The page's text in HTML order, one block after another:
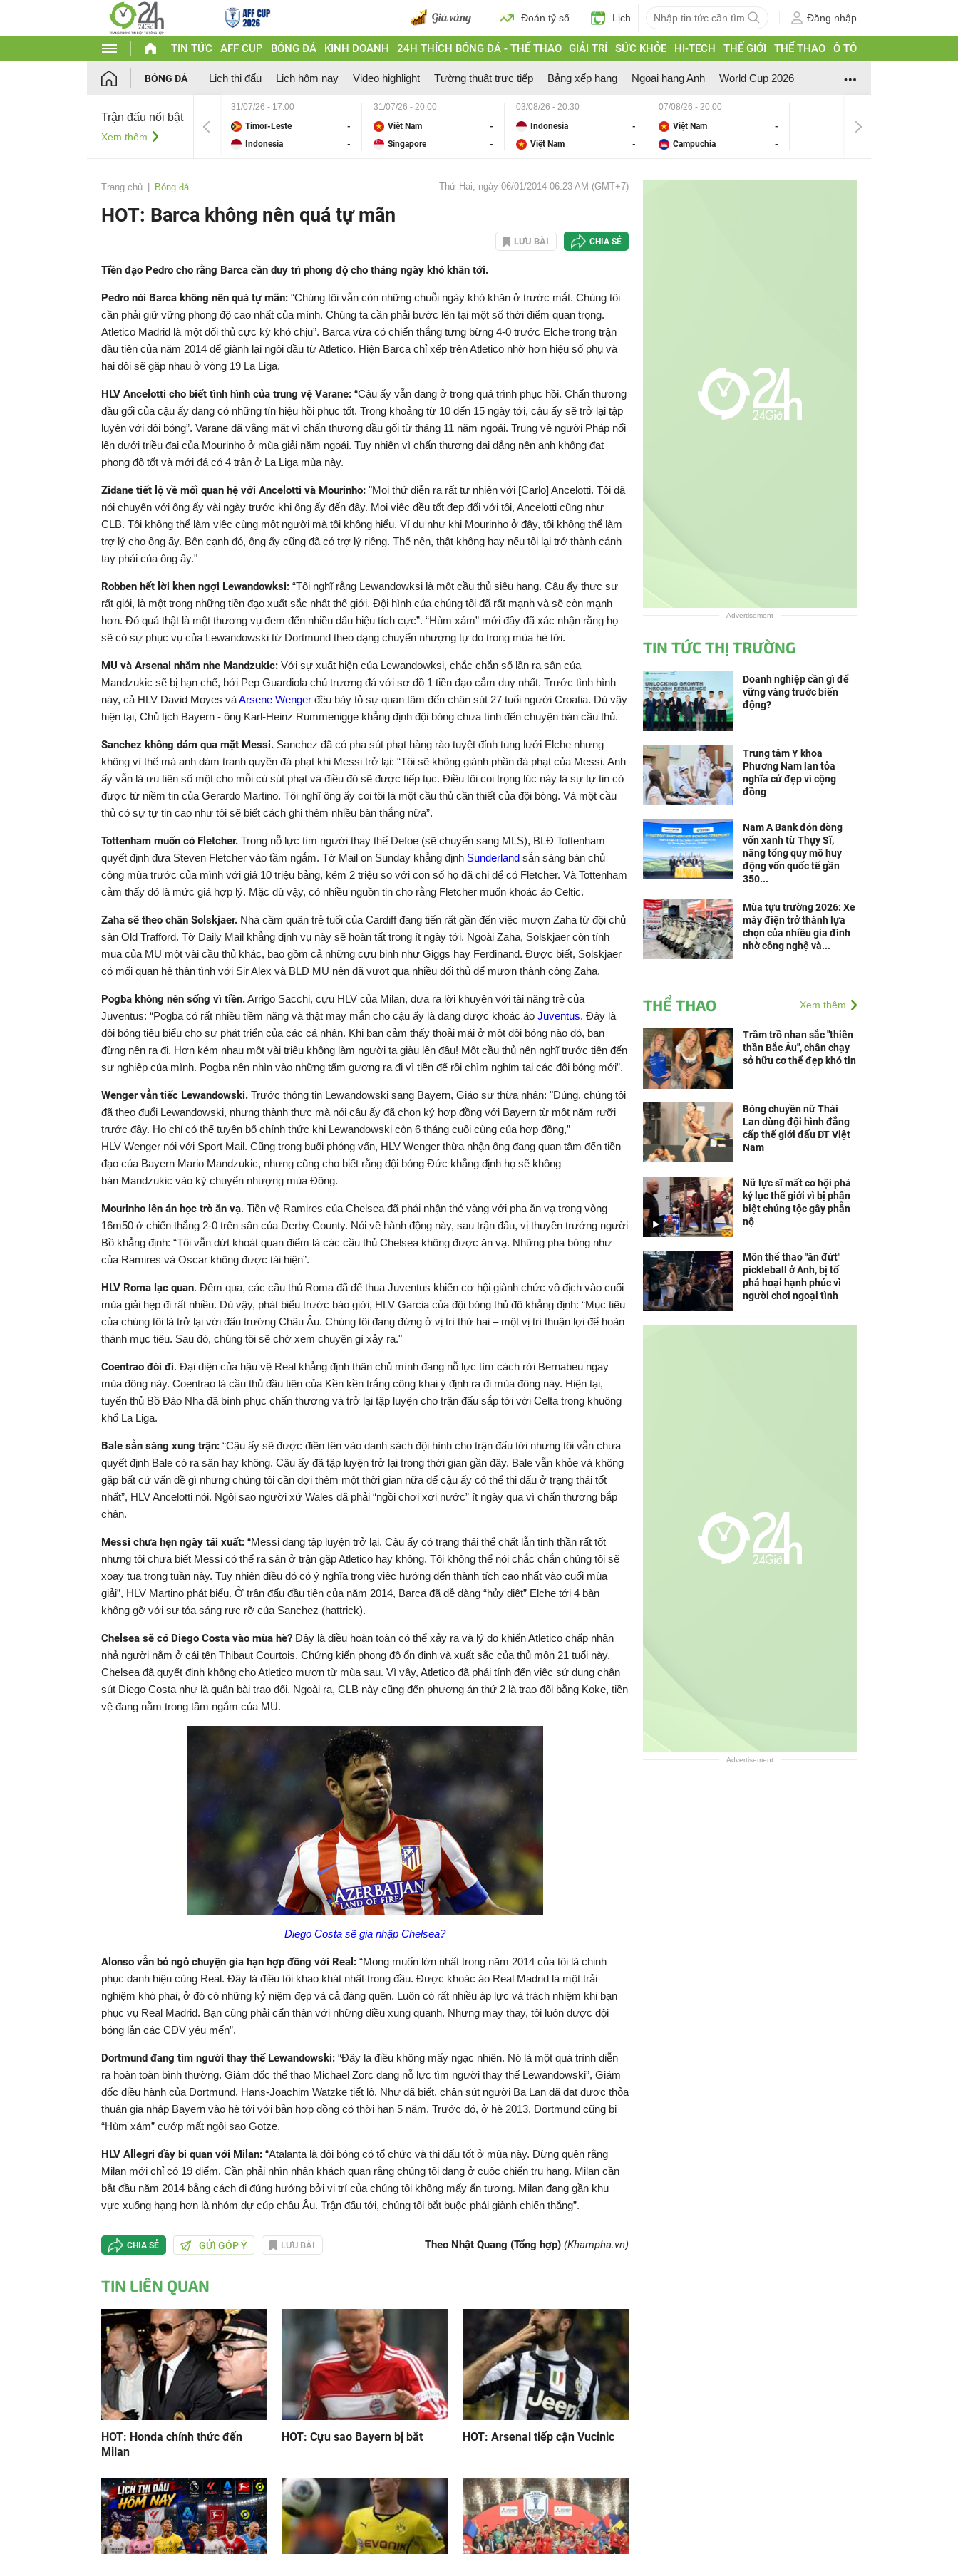
Đoán tỷ số Lịch Đăng nhập
TIN TỨC AFF CUP BÓNG ĐÁ KINH DOANH 24H THÍCH BÓNG ĐÁ - THỂ THAO GIẢI TRÍ SỨC KHỎE HI-TECH THẾ GIỚI THỂ THAO Ô TÔ
BÓNG ĐÁ Lịch thi đấu Lịch hôm nay Video highlight Tường thuật trực tiếp Bảng xếp hạng Ngoại hạng Anh World Cup 2026
Trận đấu nổi bật
Xem thêm
31/07/26 - 17:00
Timor-Leste
-
Indonesia
-
31/07/26 - 20:00
Việt Nam
-
Singapore
-
03/08/26 - 20:30
Indonesia
-
Việt Nam
-
07/08/26 - 20:00
Việt Nam
-
Campuchia
-
Trang chủ Bóng đá Thứ Hai, ngày 06/01/2014 06:23 AM (GMT+7)
HOT: Barca không nên quá tự mãn
LƯU BÀI CHIA SẺ
Tiền đạo Pedro cho rằng Barca cần duy trì phong độ cho tháng ngày khó khăn tới.
Pedro nói Barca không nên quá tự mãn: “Chúng tôi vẫn còn những chuỗi ngày khó khăn ở trước mắt. Chúng tôi
cần phải giữ vững phong độ cao nhất của mình. Chúng ta cần phải bước lên tại một số thời điểm quan trọng.
Atletico Madrid là một đối thủ cực kỳ khó chịu”. Barca vừa có chiến thắng tưng bừng 4-0 trước Elche trong trận
đầu tiên của năm 2014 để giành lại ngôi đầu từ Atletico. Hiện Barca chỉ xếp trên Atletico nhờ hơn hiệu số phụ và
hai đội sẽ gặp nhau ở vòng 19 La Liga.
HLV Ancelotti cho biết tình hình của trung vệ Varane: “Cậu ấy vẫn đang ở trong quá trình phục hồi. Chấn thương
đầu gối của cậu ấy đang có những tín hiệu hồi phục tốt. Trong khoảng từ 10 đến 15 ngày tới, cậu ấy sẽ trở lại tập
luyện với đội bóng”. Varane đã vắng mặt vì chấn thương đầu gối từ tháng 11 năm ngoái. Trung vệ người Pháp nổi
lên dưới triều đại của Mourinho ở mùa giải năm ngoái. Tuy nhiên vì chấn thương dai dẳng nên anh không đạt
phong độ tốt và mới đá có 4 trận ở La Liga mùa này.
Zidane tiết lộ về mối quan hệ với Ancelotti và Mourinho: "Mọi thứ diễn ra rất tự nhiên với [Carlo] Ancelotti. Tôi đã
nói chuyện với ông ấy vài ngày trước khi ông ấy đến đây. Mọi việc đều tốt đẹp đối với tôi, Ancelotti cũng như
CLB. Tôi không thể làm việc cùng một người mà tôi không hiểu. Ví dụ như khi Mourinho ở đây, tôi không thể làm
trợ lý cho ông ấy. Bên cạnh đó, ông ấy cũng đã có trợ lý riêng. Thế nên, thật không hay nếu tôi lại trở thành cánh
tay phải của ông ấy."
Robben hết lời khen ngợi Lewandowksi: “Tôi nghĩ rằng Lewandowksi là một cầu thủ siêu hạng. Cậu ấy thực sự
rất giỏi, là một trong những tiền đạo xuất sắc nhất thế giới. Đội hình của chúng tôi đã rất mạnh và sẽ còn mạnh
hơn. Đó quả thật là một thương vụ đem đến nhiều dấu hiệu tích cực”. “Hùm xám” mới đây đã xác nhận rằng họ
sẽ có sự phục vụ của Lewandowski từ Dortmund theo dạng chuyển nhượng tự do trong mùa hè tới.
MU và Arsenal nhăm nhe Mandzukic: Với sự xuất hiện của Lewandowksi, chắc chắn số lần ra sân của
Mandzukic sẽ bị hạn chế, bởi Pep Guardiola chủ trương đá với sơ đồ 1 tiền đạo cắm duy nhất. Trước tình hình
này, cả HLV David Moyes vàArsene Wenger đều bày tỏ sự quan tâm đến chân sút 27 tuổi người Croatia. Dù vậy
hiện tại, Chủ tịch Bayern - ông Karl-Heinz Rummenigge khẳng định đội bóng chưa tính đến chuyện bán cầu thủ.
Sanchez không dám qua mặt Messi. Sanchez đã có pha sút phạt hàng rào tuyệt đỉnh tung lưới Elche nhưng
không vì thế mà anh dám tranh quyền đá phạt khi Messi trở lại: “Tôi sẽ không giành phần đá phạt của Messi. Anh
ấy vẫn là ưu tiên số một cho mỗi cú sút phạt và điều đó sẽ được tiếp tục. Điều tôi coi trọng lúc này là sự tự tin có
được từ niềm tin của Gerardo Martino. Tôi nghĩ ông ấy coi tôi là một cầu thủ cần thiết của đội bóng. Và một cầu
thủ có sự tự tin cao như tôi sẽ biết cách ghi thêm nhiều bàn thắng nữa”.
Tottenham muốn có Fletcher. Trong nỗ lực tìm người thay thế Defoe (sẽ chuyển sang MLS), BLĐ Tottenham
quyết định đưa Steven Fletcher vào tầm ngắm. Tờ Mail on Sunday khẳng định Sunderland sẵn sàng bán chủ
công mùa trước của mình với giá 10 triệu bảng, kém 2 triệu so với con số họ đã chi để có Fletcher. Và Tottenham
cảm thấy đó là mức giá hợp lý. Mặc dù vậy, có nhiều nguồn tin cho rằng Fletcher muốn khoác áo Celtic.
Zaha sẽ theo chân Solskjaer. Nhà cầm quân trẻ tuổi của Cardiff đang tiến rất gần đến việc mượn Zaha từ đội chủ
sân Old Trafford. Tờ Daily Mail khẳng định vụ này sẽ hoàn tất trong ít ngày tới. Ngoài Zaha, Solskjaer còn tính
mua của MU một vài cầu thủ khác, bao gồm cả những cựu binh như Giggs hay Ferdinand. Được biết, Solskjaer
có mối quan hệ thân tình với Sir Alex và BLĐ MU nên đã vượt qua nhiều đối thủ để mượn thành công Zaha.
Pogba không nên sống vì tiền.Arrigo Sacchi, cựu HLV của Milan, đưa ra lời khuyên với tài năng trẻ của
Juventus: “Pogba có rất nhiều tiềm năng và thật may mắn cho cậu ấy là đang được khoác áo Juventus. Đây là
đội bóng tiêu biểu cho sự phát triển của các cá nhân. Khi bạn cảm thấy thoải mái ở một đội bóng nào đó, bạn
đừng nên ra đi. Hơn kém nhau một vài triệu không làm người ta giàu lên đâu! Một cầu thủ nên nghĩ trước tiên đến
sự nghiệp của mình. Pogba nên nhìn vào những tấm gương ra đi vì tiền để rồi chìm nghỉm tại các đội bóng mới”.
Wenger vẫn tiếc Lewandowski. Trước thông tin Lewandowski sang Bayern, Giáo sư thừa nhận: "Đúng, chúng tôi
đã theo đuổi Lewandowski, nhưng thành thực mà nói cậu ấy đã chọn ký hợp đồng với Bayern từ một năm rưỡi
trước đây. Họ chỉ có thể tuyên bố chính thức khi Lewandowski còn 6 tháng cuối cùng của hợp đồng,”
HLV Wenger nói với Sport Mail. Cũng trong buổi phỏng vấn, HLV Wenger thừa nhận ông đang quan tâm đến tiền
đạo của Bayern Mario Mandzukic, nhưng cũng cho biết rằng đội bóng Đức khẳng định họ sẽ không
bán Mandzukic vào kỳ chuyển nhượng mùa Đông.
Mourinho lên án học trò ăn vạ. Tiền vệ Ramires của Chelsea đã phải nhận thẻ vàng với pha ăn vạ trong vòng
16m50 ở chiến thắng 2-0 trên sân của Derby County. Nói về hành động này, sau trận đấu, vị thuyền trưởng người
Bồ khẳng định: “Tôi vẫn dứt khoát quan điểm là các cầu thủ Chelsea không được ăn vạ. Những pha bóng như
của Ramires và Oscar không được tái hiện”.
HLV Roma lạc quan. Đêm qua, các cầu thủ Roma đã để thua Juventus khiến cơ hội giành chức vô địch vào cuối
mùa giải hẹp đi rất nhiều. Dù vậy, phát biểu trước báo giới, HLV Garcia của đội bóng thủ đô khẳng định: “Mục tiêu
của chúng tôi là trở lại với đấu trường Châu Âu. Chúng tôi đang đứng ở vị trí thứ hai – một vị trí thuận lợi để hoàn
thành mục tiêu. Sau đó, chúng tôi sẽ chờ xem chuyện gì xảy ra."
Coentrao đòi đi. Đại diện của hậu vệ Real khẳng định thân chủ mình đang nỗ lực tìm cách rời Bernabeu ngay
mùa đông này. Coentrao là cầu thủ đầu tiên của Kền kền trắng công khai ý định ra đi mùa đông này. Hiện tại,
tuyển thủ Bồ Đào Nha đã bình phục chấn thương và trở lại tập luyện cho trận đấu sắp tới với Celta trong khuông
khổ La Liga.
Bale sẵn sàng xung trận: “Cậu ấy sẽ được điền tên vào danh sách đội hình cho trận đấu tới nhưng tôi vẫn chưa
quyết định Bale có ra sân hay không. Cậu ấy đã tập luyện trở lại trong thời gian gần đây. Bale vẫn khỏe và không
gặp bất cứ vấn đề gì nhưng chúng tôi cần đợi thêm một thời gian nữa để cậu ấy có thể thi đấu ở trạng thái tốt
nhất”, HLV Ancelotti nói. Ngôi sao người xứ Wales đã phải “ngồi chơi xơi nước” ít ngày qua vì chấn thương bắp
chân.
Messi chưa hẹn ngày tái xuất: “Messi đang tập luyện trở lại. Cậu ấy có trạng thái thể chất lẫn tinh thần rất tốt
nhưng tôi chưa biết Messi có thể ra sân ở trận gặp Atletico hay không. Tôi không thể nói chắc chắn chúng tôi sẽ
xoay tua trong tuần này. Tuy nhiên điều đó có ý nghĩa trong việc hướng đến thành tích cao nhất vào cuối mùa
giải”, HLV Martino phát biểu. Ở trận đấu đầu tiên của năm 2014, Barca đã dễ dàng “hủy diệt” Elche tới 4 bàn
không gỡ với sự tỏa sáng rực rỡ của Sanchez (hattrick).
Chelsea sẽ có Diego Costa vào mùa hè? Đây là điều hoàn toàn có thể xảy ra và lý do khiến Atletico chấp nhận
nhả người nằm ở cái tên Thibaut Courtois. Chứng kiến phong độ ổn định và xuất sắc của thủ môn 21 tuổi này,
Chelsea đã quyết định không cho Atletico mượn từ mùa sau. Vì vậy, Atletico đã phải tính đến việc sử dụng chân
sút Diego Costa như là quân bài trao đổi. Ngoài ra, CLB này cũng đến phương án thứ 2 là trao đổi bằng Koke, tiền
vệ đang nằm trong tầm ngắm của MU.
Diego Costa sẽ gia nhập Chelsea?
Alonso vẫn bỏ ngỏ chuyện gia hạn hợp đồng với Real: “Mong muốn lớn nhất trong năm 2014 của tôi là chinh
phục danh hiệu cùng Real. Đây là điều tôi khao khát nhất trong đầu. Được khoác áo Real Madrid là một trải
nghiệm khó phai, ở đó có những kỷ niệm đẹp và cả đáng quên. Luôn có rất nhiều áp lực và trách nhiệm khi bạn
phục vụ Real Madrid. Bạn cũng phải cẩn thận với những điều xung quanh. Nhưng may thay, tôi luôn được đội
bóng lẫn các CĐV yêu mến”.
Dortmund đang tìm người thay thế Lewandowski: “Đây là điều không mấy ngạc nhiên. Nó là một quá trình diễn
ra hoàn toàn bình thường. Giám đốc thể thao Michael Zorc đang nỗ lực tìm người thay thế Lewandowski”, Giám
đốc điều hành của Dortmund, Hans-Joachim Watzke tiết lộ. Như đã biết, chân sút người Ba Lan đã đạt được thỏa
thuận gia nhập Bayern vào hè tới với bản hợp đồng có thời hạn 5 năm. Trước đó, ở hè 2013, Dortmund cũng bị
“Hùm xám” cướp mất ngôi sao Gotze.
HLV Allegri đầy bi quan với Milan: “Atalanta là đội bóng có tổ chức và thi đấu tốt ở mùa này. Đừng quên rằng
Milan mới chỉ có 19 điểm. Cần phải nhìn nhận khách quan rằng chúng tôi đang ở cuộc chiến trụ hạng. Milan cần
bắt đầu năm 2014 bằng cách đi đúng hướng bởi vị trí của chúng tôi không mấy ấn tượng. Milan đang gần khu
vực xuống hạng hơn là nhóm dự cúp châu Âu. Trận đấu tới, chúng tôi bắt buộc phải giành chiến thắng”.
CHIA SẺ GỬI GÓP Ý LƯU BÀI Theo Nhật Quang (Tổng hợp) (Khampha.vn)
TIN LIÊN QUAN
HOT: Honda chính thức đến
Milan
HOT: Cựu sao Bayern bị bắt HOT: Arsenal tiếp cận Vucinic
Advertisement
TIN TỨC THỊ TRƯỜNG
Doanh nghiệp cần gì để
vững vàng trước biến
động?
Trung tâm Y khoa
Phương Nam lan tỏa
nghĩa cử đẹp vì cộng
đồng
Nam A Bank đón dòng
vốn xanh từ Thụy Sĩ,
nâng tổng quy mô huy
động vốn quốc tế gần
350...
Mùa tựu trường 2026: Xe
máy điện trở thành lựa
chọn của nhiều gia đình
nhờ công nghệ và...
THỂ THAO Xem thêm
Trầm trồ nhan sắc "thiên
thần Bắc Âu", chân chạy
sở hữu cơ thể đẹp khó tin
Bóng chuyền nữ Thái
Lan dùng đội hình đẳng
cấp thế giới đấu ĐT Việt
Nam
Nữ lực sĩ mất cơ hội phá
kỷ lục thế giới vì bị phân
biệt chủng tộc gây phẫn
nộ
Môn thể thao "ăn đứt"
pickleball ở Anh, bị tố
phá hoại hạnh phúc vì
người chơi ngoại tình
Advertisement